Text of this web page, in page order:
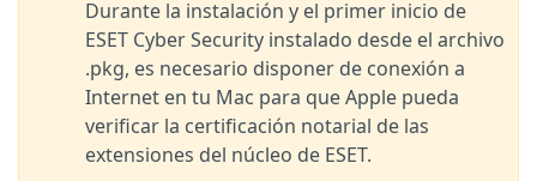
Durante la instalación y el primer inicio de
ESET Cyber Security instalado desde el archivo
.pkg, es necesario disponer de conexión a
Internet en tu Mac para que Apple pueda
verificar la certificación notarial de las
extensiones del núcleo de ESET.